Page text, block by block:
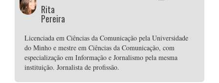
Rita
Pereira
Licenciada em Ciências da Comunicação pela Universidade
do Minho e mestre em Ciências da Comunicação, com
especialização em Informação e Jornalismo pela mesma
instituição. Jornalista de profissão.